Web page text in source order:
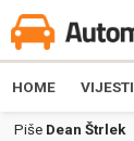
HOME VIJESTI
Piše Dean Štrlek